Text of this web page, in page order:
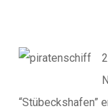
“Stübeckshafen”